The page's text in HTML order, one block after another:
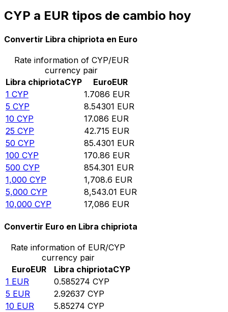
CYP a EUR tipos de cambio hoy
Convertir Libra chipriota en Euro
Rate information of CYP/EUR
currency pair
Libra chipriotaCYP EuroEUR
1 CYP 1.7086 EUR
5 CYP 8.54301 EUR
10 CYP 17.086 EUR
25 CYP 42.715 EUR
50 CYP 85.4301 EUR
100 CYP 170.86 EUR
500 CYP 854.301 EUR
1,000 CYP 1,708.6 EUR
5,000 CYP 8,543.01 EUR
10,000 CYP 17,086 EUR
Convertir Euro en Libra chipriota
Rate information of EUR/CYP
currency pair
EuroEUR Libra chipriotaCYP
1 EUR 0.585274 CYP
5 EUR 2.92637 CYP
10 EUR 5.85274 CYP